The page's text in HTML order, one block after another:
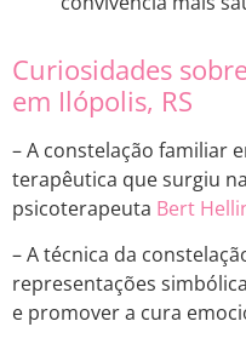
Curiosidades
em Ilópolis, RS
– A constelação familiar
terapêutica que surgiu
psicoterapeuta Bert
– A técnica da
representações
e promover a cura